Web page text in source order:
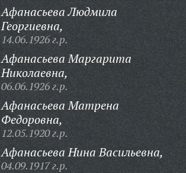
Афанасьева Людмила
Георгиевна,
14.06.1926 г.р.
Афанасьева Маргарита
Николаевна,
06.06.1926 г.р.
Афанасьева Матрена
Федоровна,
12.05.1920 г.р.
Афанасьева Нина Васильевна,
04.09.1917 г.р.